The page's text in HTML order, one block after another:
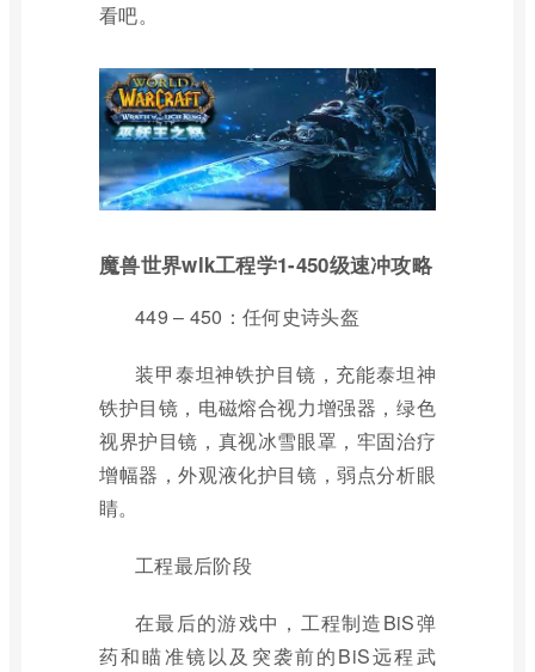
看吧。
魔兽世界wlk工程学1-450级速冲攻略
449 – 450：任何史诗头盔
装甲泰坦神铁护目镜，充能泰坦神
铁护目镜，电磁熔合视力增强器，绿色
视界护目镜，真视冰雪眼罩，牢固治疗
增幅器，外观液化护目镜，弱点分析眼
睛。
工程最后阶段
在最后的游戏中，工程制造BiS弹
药和瞄准镜以及突袭前的BiS远程武